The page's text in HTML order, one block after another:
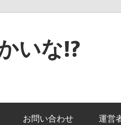
いな!?
お問い合わせ 運営